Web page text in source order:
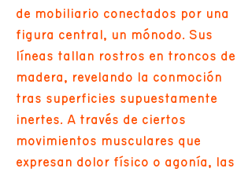
de mobiliario conectados por una
figura central, un mónodo. Sus
líneas tallan rostros en troncos de
madera, revelando la conmoción
tras superficies supuestamente
inertes. A través de ciertos
movimientos musculares que
expresan dolor físico o agonía, las